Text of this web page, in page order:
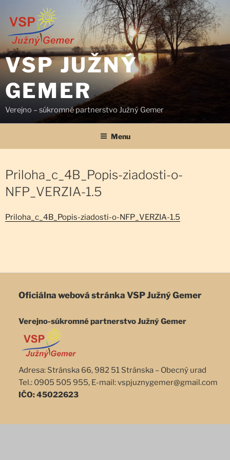
VSP JUŽNÝ
GEMER
Verejno – súkromné partnerstvo Južný Gemer
Menu
Priloha_c_4B_Popis-ziadosti-o-
NFP_VERZIA-1.5
Priloha_c_4B_Popis-ziadosti-o-NFP_VERZIA-1.5
Oficiálna webová stránka VSP Južný Gemer
Verejno-súkromné partnerstvo Južný Gemer
Adresa: Stránska 66, 982 51 Stránska – Obecný urad
Tel.: 0905 505 955, E-mail: vspjuznygemer@gmail.com
IČO: 45022623